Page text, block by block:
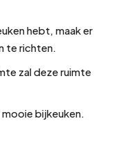
hebt, maak er
te richten.
zal deze ruimte
bijkeuken.